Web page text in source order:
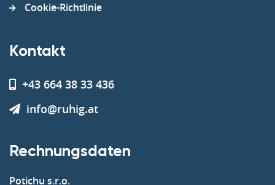
Cookie-Richtlinie
Kontakt
+43 664 38 33 436
info@ruhig.at
Rechnungsdaten
Potichu s.r.o.